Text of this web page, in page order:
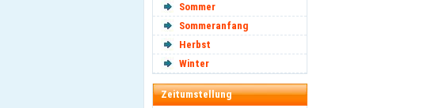
Sommer
Sommeranfang
Herbst
Winter
Zeitumstellung